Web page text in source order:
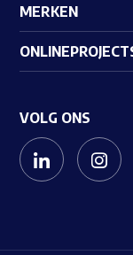
MERKEN
VOLG ONS